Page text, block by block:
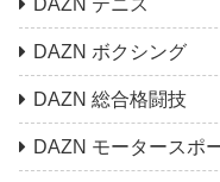
DAZN ボクシング
DAZN 総合格闘技
DAZN モータースポ